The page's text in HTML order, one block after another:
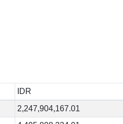
IDR
2,247,904,167.01